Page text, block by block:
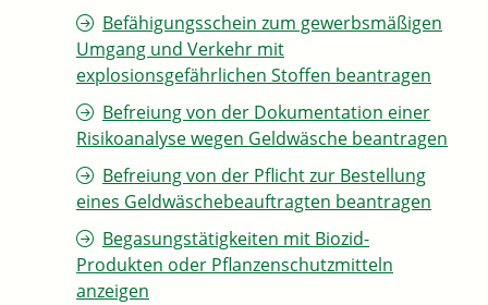
Befähigungsschein zum gewerbsmäßigen
Umgang und Verkehr mit
explosionsgefährlichen Stoffen beantragen
Befreiung von der Dokumentation einer
Risikoanalyse wegen Geldwäsche beantragen
Befreiung von der Pflicht zur Bestellung
eines Geldwäschebeauftragten beantragen
Begasungstätigkeiten mit Biozid-
Produkten oder Pflanzenschutzmitteln
anzeigen